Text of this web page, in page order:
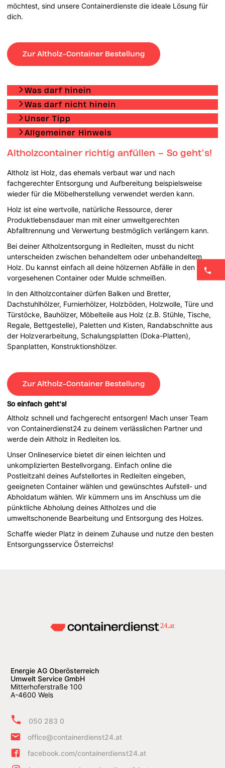
möchtest, sind unsere Containerdienste die ideale Lösung für
dich.
Zur Altholz-Container Bestellung
Was darf hinein
Was darf nicht hinein
Unser Tipp
Allgemeiner Hinweis
Altholzcontainer richtig anfüllen – So geht’s!
Altholz ist Holz, das ehemals verbaut war und nach
fachgerechter Entsorgung und Aufbereitung beispielsweise
wieder für die Möbelherstellung verwendet werden kann.
Holz ist eine wertvolle, natürliche Ressource, derer
Produktlebensdauer man mit einer umweltgerechten
Abfalltrennung und Verwertung bestmöglich verlängern kann.
Bei deiner Altholzentsorgung in Redleiten, musst du nicht
unterscheiden zwischen behandeltem oder unbehandeltem
Holz. Du kannst einfach all deine hölzernen Abfälle in den dafür
vorgesehenen Container oder Mulde schmeißen.
In den Altholzcontainer dürfen Balken und Bretter,
Dachstuhlhölzer, Furnierhölzer, Holzböden, Holzwolle, Türe und
Türstöcke, Bauhölzer, Möbelteile aus Holz (z.B. Stühle, Tische,
Regale, Bettgestelle), Paletten und Kisten, Randabschnitte aus
der Holzverarbeitung, Schalungsplatten (Doka-Platten),
Spanplatten, Konstruktionshölzer.
Zur Altholz-Container Bestellung
So einfach geht’s!
Altholz schnell und fachgerecht entsorgen! Mach unser Team
von Containerdienst24 zu deinem verlässlichen Partner und
werde dein Altholz in Redleiten los.
Unser Onlineservice bietet dir einen leichten und
unkomplizierten Bestellvorgang. Einfach online die
Postleitzahl deines Aufstellortes in Redleiten eingeben,
geeigneten Container wählen und gewünschtes Aufstell- und
Abholdatum wählen. Wir kümmern uns im Anschluss um die
pünktliche Abholung deines Altholzes und die
umweltschonende Bearbeitung und Entsorgung des Holzes.
Schaffe wieder Platz in deinem Zuhause und nutze den besten
Entsorgungsservice Österreichs!
Energie AG Oberösterreich
Umwelt Service GmbH
Mitterhoferstraße 100
A-4600 Wels
050 283 0
office@containerdienst24.at
facebook.com/containerdienst24.at